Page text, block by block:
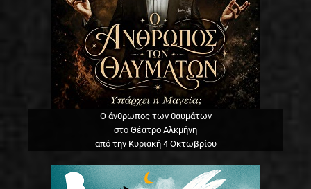
Ο άνθρωπος των θαυμάτων
στο Θέατρο Αλκμήνη
από την Κυριακή 4 Οκτωβρίου